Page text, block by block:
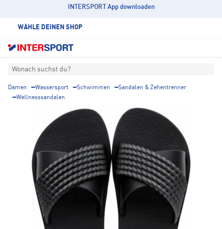
INTERSPORT App downloaden
WÄHLE DEINEN SHOP
Wonach suchst du?
Damen Wassersport Schwimmen
Sandalen & Zehentrenner
Wellnesssandalen